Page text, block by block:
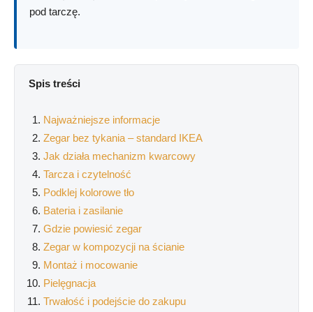
pod tarczę.
Spis treści
Najważniejsze informacje
Zegar bez tykania – standard IKEA
Jak działa mechanizm kwarcowy
Tarcza i czytelność
Podklej kolorowe tło
Bateria i zasilanie
Gdzie powiesić zegar
Zegar w kompozycji na ścianie
Montaż i mocowanie
Pielęgnacja
Trwałość i podejście do zakupu